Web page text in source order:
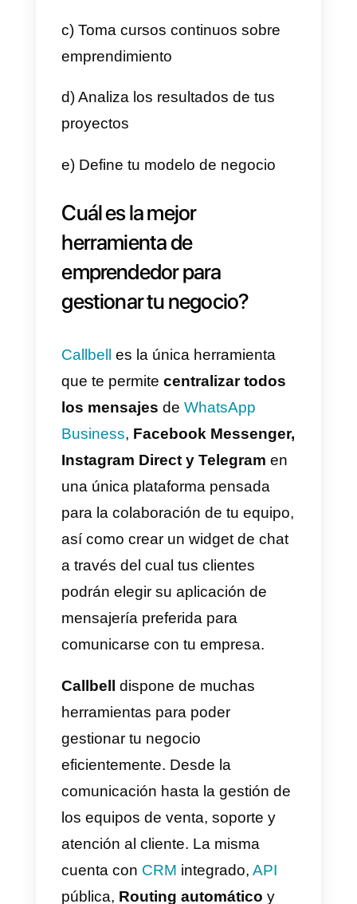
permite organizar tus tareas y
proyectos del día o semana. Si
estás empezando a emprender,
esta plataforma te será útil para
planificar el contenido de tu
reuniones o videollamadas con
tus clientes y fijar un recordatorio.
Una de sus grandes ventajas es
que está vinculado a tu cuenta
Googlepor lo que tendrás
desde tu móvil a la aplicación.
Así, podrás tener control total de
la gestión del tiempo que
en tu emprendimiento e incluso
en cada cliente.
Notion
Una plataforma que favorece la
grupos de trabajo en la gestión
un negocio esNotion
múltiples funcionalidades, entre
ellas la gestión de tareas y
organizarlas según su estado,
sincronización con dispositivos y
edición y diseño de páginas